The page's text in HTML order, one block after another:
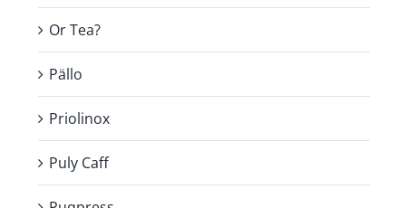
Or Tea?
Pällo
Priolinox
Puly Caff